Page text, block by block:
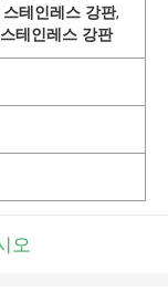
테인레스 강판,
테인레스 강판
오